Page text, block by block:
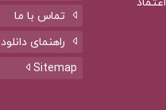
تماس با ما
راهنمای دانلود
Sitemap